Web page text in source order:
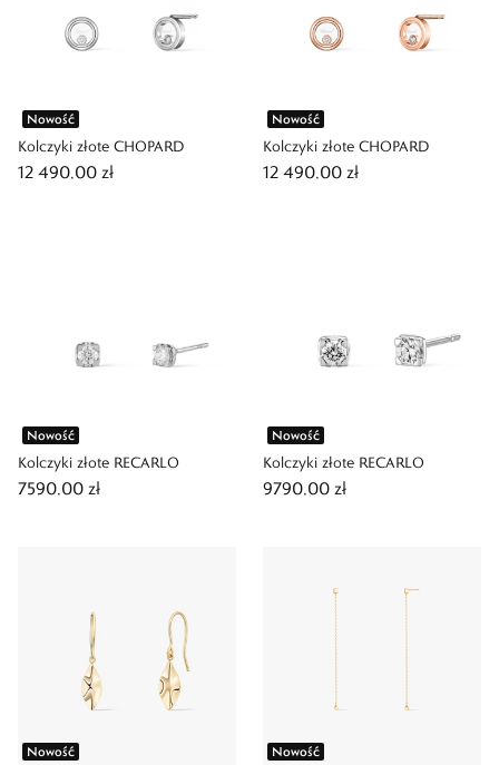
Nowość
Kolczyki złote CHOPARD
12 490,00 zł
Nowość
Kolczyki złote CHOPARD
12 490,00 zł
Nowość
Kolczyki złote RECARLO
7590,00 zł
Nowość
Kolczyki złote RECARLO
9790,00 zł
Nowość Nowość